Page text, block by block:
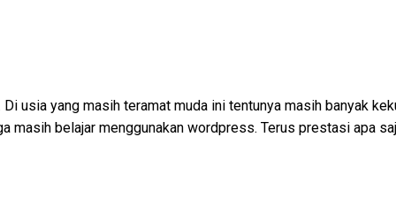
usia yang masih teramat muda ini tentunya masih banyak
masih belajar menggunakan wordpress. Terus prestasi apa